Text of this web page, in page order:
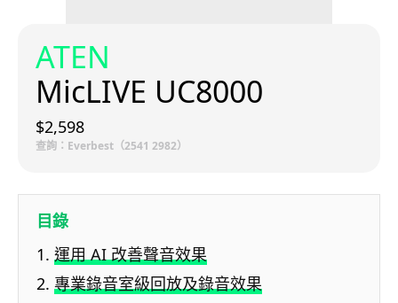
ATEN
MicLIVE UC8000
$2,598
查詢：Everbest（2541 2982）
目錄
運用 AI 改善聲音效果
專業錄音室級回放及錄音效果